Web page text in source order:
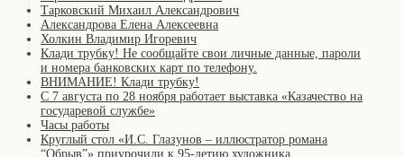
Тарковский Михаил Александрович
Александрова Елена Алексеевна
Холкин Владимир Игоревич
Клади трубку! Не сообщайте свои личные данные, пароли
и номера банковских карт по телефону.
ВНИМАНИЕ! Клади трубку!
С 7 августа по 28 ноября работает выставка «Казачество на
государевой службе»
Часы работы
Круглый стол «И.С. Глазунов – иллюстратор романа
“Обрыв”» приурочили к 95-летию художника.